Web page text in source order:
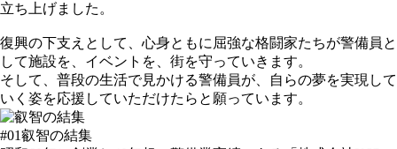
立ち上げました。
復興の下支えとして、心身ともに屈強な格闘家たちが警備員と
して施設を、イベントを、街を守っていきます。
そして、普段の生活で見かける警備員が、自らの夢を実現して
いく姿を応援していただけたらと願っています。
#01叡智の結集